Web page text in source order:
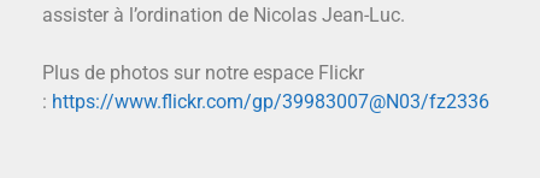
assister à l’ordination de Nicolas Jean-Luc.
Plus de photos sur notre espace Flickr
: https://www.flickr.com/gp/39983007@N03/fz2336